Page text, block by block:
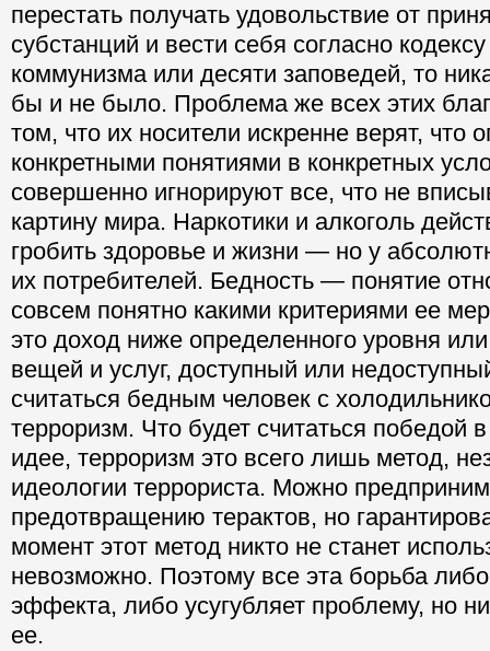
перестать получать удовольствие от
субстанций и вести себя согласно
коммунизма или десяти заповедей, то
бы и не было. Проблема же всех этих
том, что их носители искренне верят, что
конкретными понятиями в конкретных
совершенно игнорируют все, что не
картину мира. Наркотики и алкоголь
гробить здоровье и жизни — но у
их потребителей. Бедность — понятие
совсем понятно какими критериями ее
это доход ниже определенного уровня
вещей и услуг, доступный или
считаться бедным человек с
терроризм. Что будет считаться победой
идее, терроризм это всего лишь метод,
идеологии террориста. Можно
предотвращению терактов, но
момент этот метод никто не станет
невозможно. Поэтому все эта борьба
эффекта, либо усугубляет проблему, но
ее.